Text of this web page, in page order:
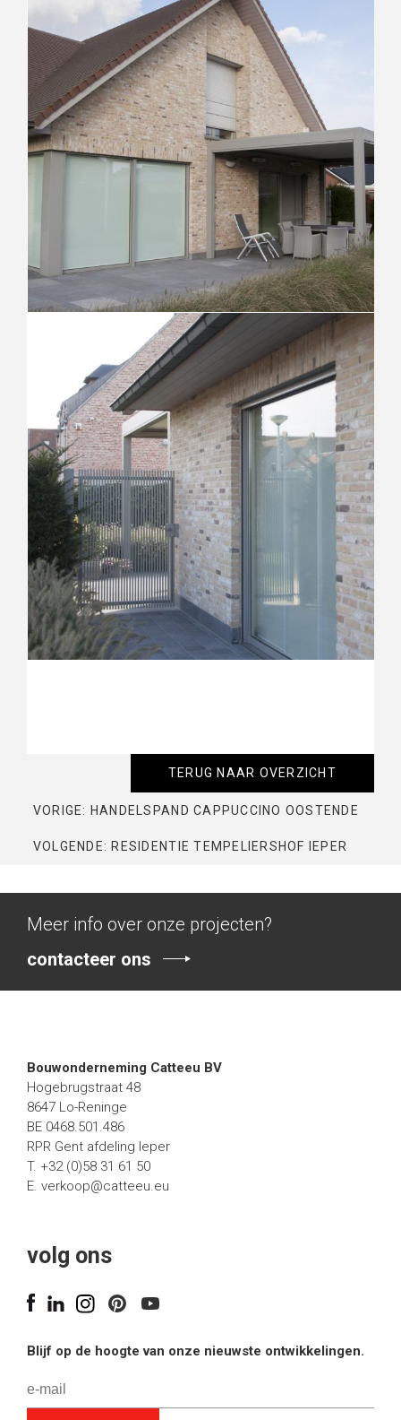
TERUG NAAR OVERZICHT
VORIGE: HANDELSPAND CAPPUCCINO OOSTENDE
VOLGENDE: RESIDENTIE TEMPELIERSHOF IEPER
Meer info over onze projecten?
contacteer ons
Bouwonderneming Catteeu BV
Hogebrugstraat 48
8647 Lo-Reninge
BE 0468.501.486
RPR Gent afdeling Ieper
T. +32 (0)58 31 61 50
E. verkoop@catteeu.eu
volg ons
Blijf op de hoogte van onze nieuwste ontwikkelingen.